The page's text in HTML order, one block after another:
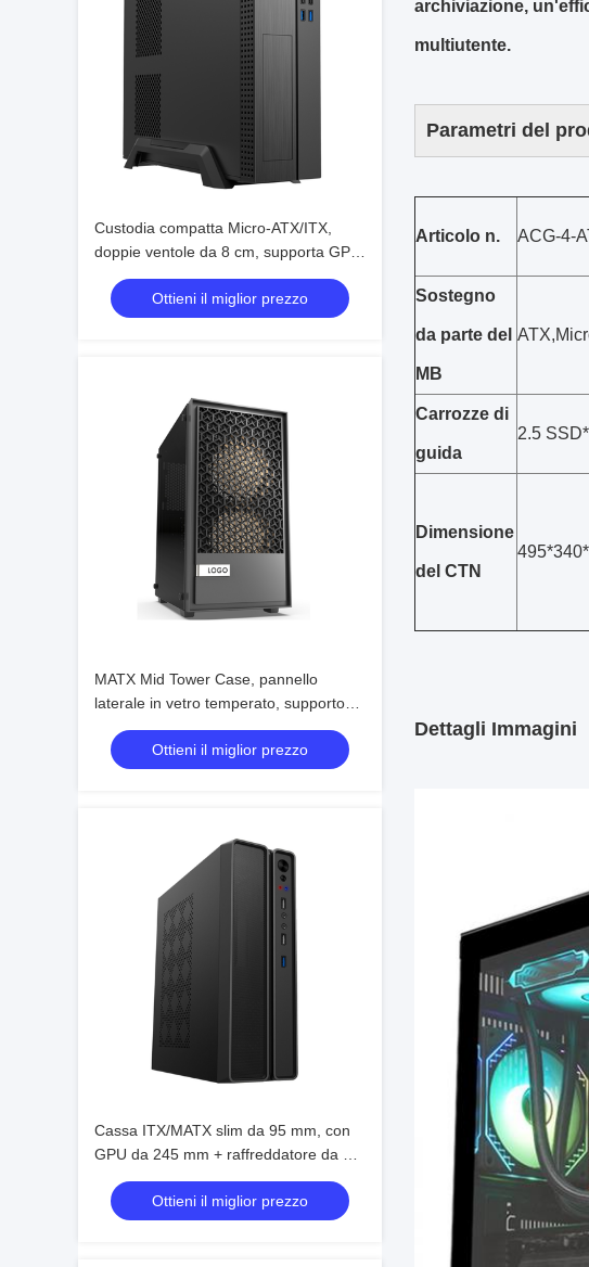
Custodia compatta Micro-ATX/ITX,
doppie ventole da 8 cm, supporta GPU
da 245 mm
Ottieni il miglior prezzo
MATX Mid Tower Case, pannello
laterale in vetro temperato, supporto
GPU da 240 mm AIO e 300 mm
Ottieni il miglior prezzo
Cassa ITX/MATX slim da 95 mm, con
GPU da 245 mm + raffreddatore da 78
mm, supporto a 4 ventilatori
Ottieni il miglior prezzo
archiviazione,
multiutente.
Parametri del
Articolo n. ACG-4-
Sostegno
da parte del
MB
Carrozze di
guida
2.5
Dimensione
del CTN
Dettagli Immagini